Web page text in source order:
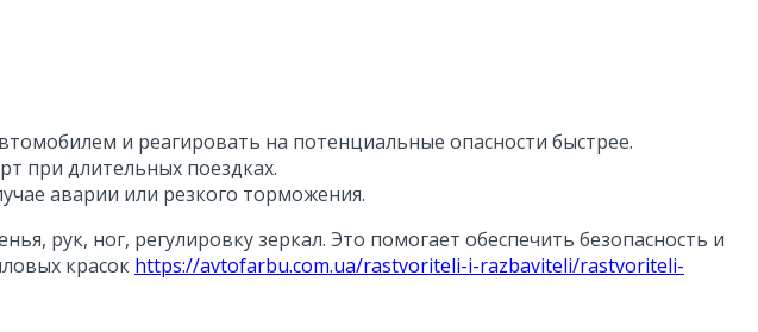
и реагировать на потенциальные опасности быстрее.
при длительных поездках.
аварии или резкого торможения.
рук, ног, регулировку зеркал. Это помогает обеспечить безопасность и
красок https://avtofarbu.com.ua/rastvoriteli-i-razbaviteli/rastvoriteli-